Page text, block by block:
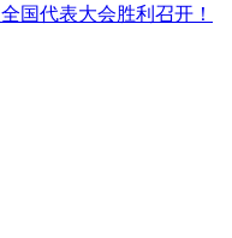
国代表大会胜利召开！